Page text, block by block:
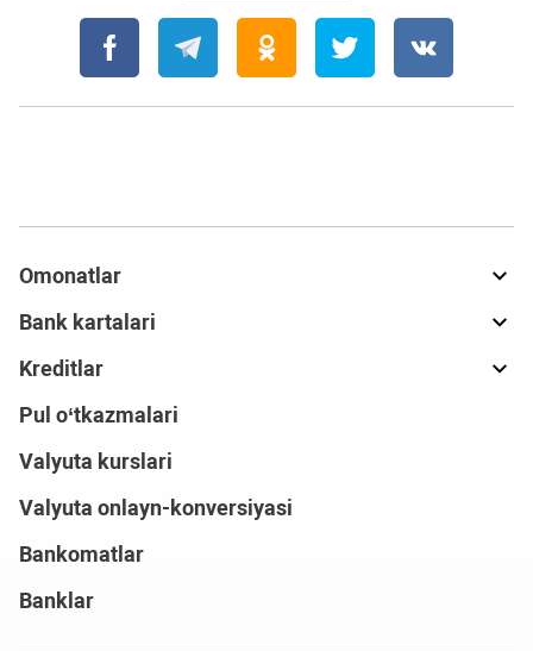
Omonatlar
Bank kartalari
Kreditlar
Pul o‘tkazmalari
Valyuta kurslari
Valyuta onlayn-konversiyasi
Bankomatlar
Banklar